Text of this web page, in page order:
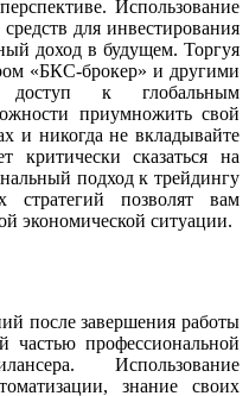
Использование
для инвестирования
доход в будущем. Торгуя
«БКС-брокер» и другими
доступ к глобальным
приумножить свой
и никогда не вкладывайте
критически сказаться на
подход к трейдингу
стратегий позволят вам
экономической ситуации.
после завершения работы
частью профессиональной
Использование
знание своих